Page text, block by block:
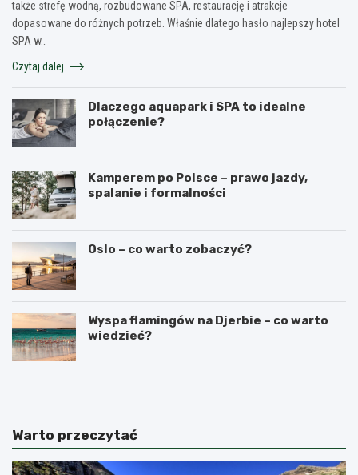
także strefę wodną, rozbudowane SPA, restaurację i atrakcje
dopasowane do różnych potrzeb. Właśnie dlatego hasło najlepszy hotel
SPA w…
Czytaj dalej
Dlaczego aquapark i SPA to idealne
połączenie?
Kamperem po Polsce – prawo jazdy,
spalanie i formalności
Oslo – co warto zobaczyć?
Wyspa flamingów na Djerbie – co warto
wiedzieć?
N
p
s
z
C
G
i
b
Warto przeczytać